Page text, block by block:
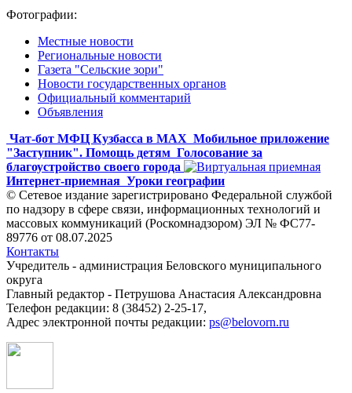
Фотографии:
Местные новости
Региональные новости
Газета "Сельские зори"
Новости государственных органов
Официальный комментарий
Объявления
Чат-бот МФЦ Кузбасса в MAX Мобильное приложение
"Заступник". Помощь детям Голосование за
благоустройство своего города
Интернет-приемная Уроки географии
© Сетевое издание зарегистрировано Федеральной службой
по надзору в сфере связи, информационных технологий и
массовых коммуникаций (Роскомнадзором) ЭЛ № ФС77-
89776 от 08.07.2025
Контакты
Учредитель - администрация Беловского муниципального
округа
Главный редактор - Петрушова Анастасия Александровна
Телефон редакции: 8 (38452) 2-25-17,
Адрес электронной почты редакции: ps@belovorn.ru